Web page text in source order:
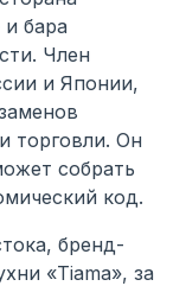
бара
Член
и Японии,
торговли. Он
собрать
код.
бренд-
«Tiama», за